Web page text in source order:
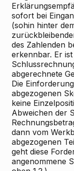
sofort bei
(sohin hinter
des Zahlenden
erkennbar. Er
abgerechnete
Die
abgezogenen
keine
Abweichen der
dann vom
abgezogenen
geht diese
angenommene